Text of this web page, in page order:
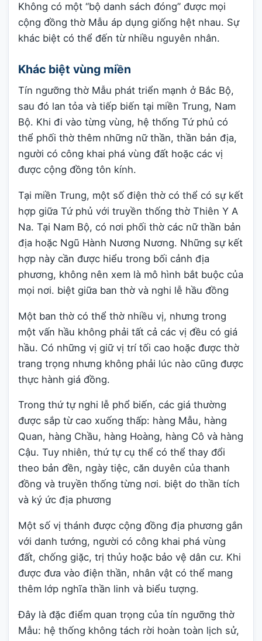
Không có một “bộ danh sách đóng” được mọi
cộng đồng thờ Mẫu áp dụng giống hệt nhau. Sự
khác biệt có thể đến từ nhiều nguyên nhân.
Khác biệt vùng miền
Tín ngưỡng thờ Mẫu phát triển mạnh ở Bắc Bộ,
sau đó lan tỏa và tiếp biến tại miền Trung, Nam
Bộ. Khi đi vào từng vùng, hệ thống Tứ phủ có
thể phối thờ thêm những nữ thần, thần bản địa,
người có công khai phá vùng đất hoặc các vị
được cộng đồng tôn kính.
Tại miền Trung, một số điện thờ có thể có sự kết
hợp giữa Tứ phủ với truyền thống thờ Thiên Y A
Na. Tại Nam Bộ, có nơi phối thờ các nữ thần bản
địa hoặc Ngũ Hành Nương Nương. Những sự kết
hợp này cần được hiểu trong bối cảnh địa
phương, không nên xem là mô hình bắt buộc của
mọi nơi. biệt giữa ban thờ và nghi lễ hầu đồng
Một ban thờ có thể thờ nhiều vị, nhưng trong
một vấn hầu không phải tất cả các vị đều có giá
hầu. Có những vị giữ vị trí tối cao hoặc được thờ
trang trọng nhưng không phải lúc nào cũng được
thực hành giá đồng.
Trong thứ tự nghi lễ phổ biến, các giá thường
được sắp từ cao xuống thấp: hàng Mẫu, hàng
Quan, hàng Chầu, hàng Hoàng, hàng Cô và hàng
Cậu. Tuy nhiên, thứ tự cụ thể có thể thay đổi
theo bản đền, ngày tiệc, căn duyên của thanh
đồng và truyền thống từng nơi. biệt do thần tích
và ký ức địa phương
Một số vị thánh được cộng đồng địa phương gắn
với danh tướng, người có công khai phá vùng
đất, chống giặc, trị thủy hoặc bảo vệ dân cư. Khi
được đưa vào điện thần, nhân vật có thể mang
thêm lớp nghĩa thần linh và biểu tượng.
Đây là đặc điểm quan trọng của tín ngưỡng thờ
Mẫu: hệ thống không tách rời hoàn toàn lịch sử,